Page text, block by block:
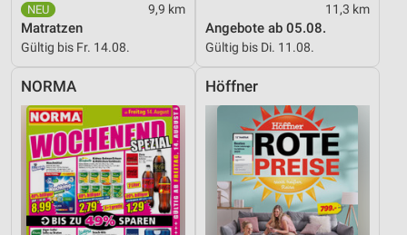
9,9 km
Matratzen
Gültig bis Fr. 14.08.
11,3 km
Angebote ab 05.08.
Gültig bis Di. 11.08.
NORMA Höffner